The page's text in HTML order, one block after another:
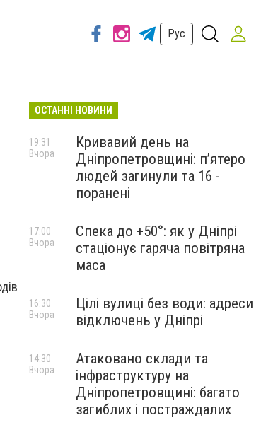
Рус
ОСТАННІ НОВИНИ
Кривавий день на
Дніпропетровщині: п’ятеро
людей загинули та 16 -
поранені
19:31
Вчора
Спека до +50°: як у Дніпрі
стаціонує гаряча повітряна
маса
17:00
Вчора
Цілі вулиці без води: адреси
відключень у Дніпрі
16:30
Вчора
Атаковано склади та
інфраструктуру на
Дніпропетровщині: багато
загиблих і постраждалих
14:30
Вчора